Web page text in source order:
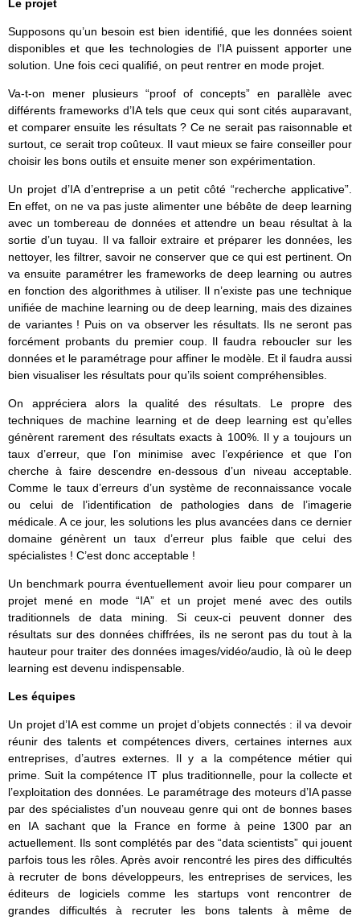
Le projet
Supposons qu’un besoin est bien identifié, que les données soient
disponibles et que les technologies de l’IA puissent apporter une
solution. Une fois ceci qualifié, on peut rentrer en mode projet.
Va-t-on mener plusieurs “proof of concepts” en parallèle avec
différents frameworks d’IA tels que ceux qui sont cités auparavant,
et comparer ensuite les résultats ? Ce ne serait pas raisonnable et
surtout, ce serait trop coûteux. Il vaut mieux se faire conseiller pour
choisir les bons outils et ensuite mener son expérimentation.
Un projet d’IA d’entreprise a un petit côté “recherche applicative”.
En effet, on ne va pas juste alimenter une bébête de deep learning
avec un tombereau de données et attendre un beau résultat à la
sortie d’un tuyau. Il va falloir extraire et préparer les données, les
nettoyer, les filtrer, savoir ne conserver que ce qui est pertinent. On
va ensuite paramétrer les frameworks de deep learning ou autres
en fonction des algorithmes à utiliser. Il n’existe pas une technique
unifiée de machine learning ou de deep learning, mais des dizaines
de variantes ! Puis on va observer les résultats. Ils ne seront pas
forcément probants du premier coup. Il faudra reboucler sur les
données et le paramétrage pour affiner le modèle. Et il faudra aussi
bien visualiser les résultats pour qu’ils soient compréhensibles.
On appréciera alors la qualité des résultats. Le propre des
techniques de machine learning et de deep learning est qu’elles
génèrent rarement des résultats exacts à 100%. Il y a toujours un
taux d’erreur, que l’on minimise avec l’expérience et que l’on
cherche à faire descendre en-dessous d’un niveau acceptable.
Comme le taux d’erreurs d’un système de reconnaissance vocale
ou celui de l’identification de pathologies dans de l’imagerie
médicale. A ce jour, les solutions les plus avancées dans ce dernier
domaine génèrent un taux d’erreur plus faible que celui des
spécialistes ! C’est donc acceptable !
Un benchmark pourra éventuellement avoir lieu pour comparer un
projet mené en mode “IA” et un projet mené avec des outils
traditionnels de data mining. Si ceux-ci peuvent donner des
résultats sur des données chiffrées, ils ne seront pas du tout à la
hauteur pour traiter des données images/vidéo/audio, là où le deep
learning est devenu indispensable.
Les équipes
Un projet d’IA est comme un projet d’objets connectés : il va devoir
réunir des talents et compétences divers, certaines internes aux
entreprises, d’autres externes. Il y a la compétence métier qui
prime. Suit la compétence IT plus traditionnelle, pour la collecte et
l’exploitation des données. Le paramétrage des moteurs d’IA passe
par des spécialistes d’un nouveau genre qui ont de bonnes bases
en IA sachant que la France en forme à peine 1300 par an
actuellement. Ils sont complétés par des “data scientists” qui jouent
parfois tous les rôles. Après avoir rencontré les pires des difficultés
à recruter de bons développeurs, les entreprises de services, les
éditeurs de logiciels comme les startups vont rencontrer de
grandes difficultés à recruter les bons talents à même de